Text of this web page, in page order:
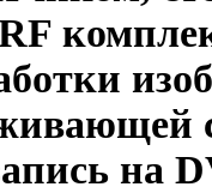
на